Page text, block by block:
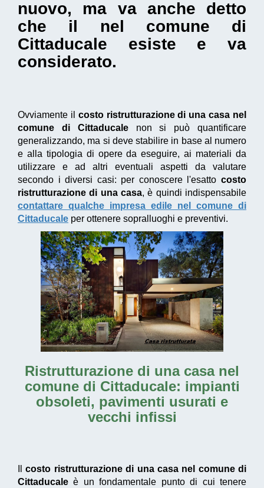
nuovo, ma va anche detto
che il nel comune di
Cittaducale esiste e va
considerato.
Ovviamente il costo ristrutturazione di una casa nel
comune di Cittaducalenon si può quantificare
generalizzando, ma si deve stabilire in base al numero
e alla tipologia di opere da eseguire, ai materiali da
utilizzare e ad altri eventuali aspetti da valutare
secondo i diversi casi: per conoscere l'esatto costo
ristrutturazione di una casa, è quindi indispensabile
contattare qualche impresa edile nel comune di
Cittaducale per ottenere sopralluoghi e preventivi.
Ristrutturazione di una casa nel
comune di Cittaducale: impianti
obsoleti, pavimenti usurati e
vecchi infissi
Ilcosto ristrutturazione di una casa nel comune di
Cittaducale è un fondamentale punto di cui tenere